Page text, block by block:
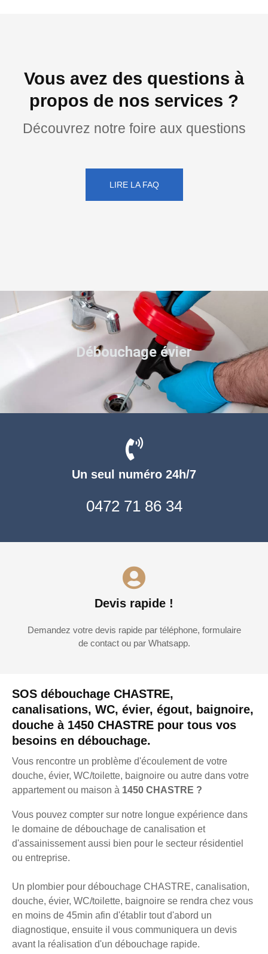
Vous avez des questions à
propos de nos services ?
Découvrez notre foire aux questions
LIRE LA FAQ
SOS débouchage CHASTRE,
canalisations, WC, évier, égout, baignoire,
douche à 1450 CHASTRE pour tous vos
besoins en débouchage.
Vous rencontre un problème d'écoulement de votre
douche, évier, WC/toilette, baignoire ou autre dans votre
appartement ou maison à 1450 CHASTRE ?
Vous pouvez compter sur notre longue expérience dans
le domaine de débouchage de canalisation et
d'assainissement aussi bien pour le secteur résidentiel
ou entreprise.
Un plombier pour débouchage CHASTRE, canalisation,
douche, évier, WC/toilette, baignoire se rendra chez vous
en moins de 45min afin d'établir tout d'abord un
diagnostique, ensuite il vous communiquera un devis
avant la réalisation d'un débouchage rapide.
Un seul numéro 24h/7
0472 71 86 34
Devis rapide !
Demandez votre devis rapide par téléphone, formulaire
de contact ou par Whatsapp.
Débouchage évier